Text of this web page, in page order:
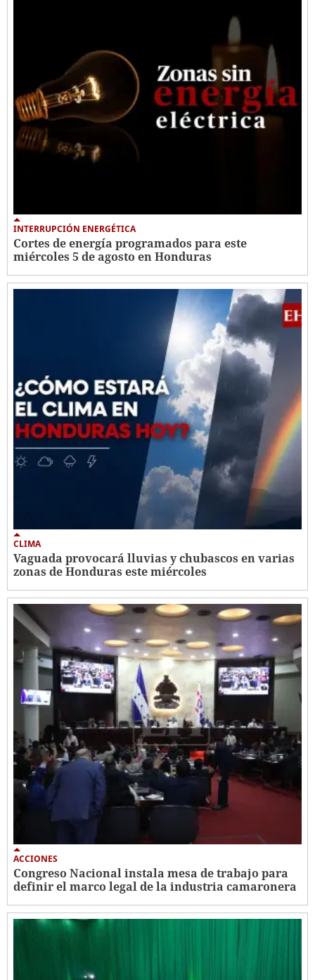
INTERRUPCIÓN ENERGÉTICA
Cortes de energía programados para este
miércoles 5 de agosto en Honduras
CLIMA
Vaguada provocará lluvias y chubascos en varias
zonas de Honduras este miércoles
ACCIONES
Congreso Nacional instala mesa de trabajo para
definir el marco legal de la industria camaronera